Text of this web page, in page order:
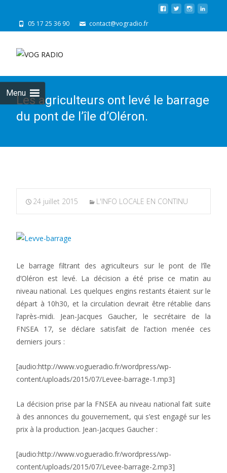
05 17 25 36 90 contact@vogradio.fr
Menu
Les agriculteurs ont levé le barrage
du pont de l’île d’Oléron.
24 juillet 2015 L'INFO LOCALE EN CONTINU
Le barrage filtrant des agriculteurs sur le pont de l’île
d’Oléron est levé. La décision a été prise ce matin au
niveau national. Les quelques engins restants étaient sur le
départ à 10h30, et la circulation devrait être rétablie dans
l’après-midi. Jean-Jacques Gaucher, le secrétaire de la
FNSEA 17, se déclare satisfait de l’action menée ces
derniers jours :
[audio:http://www.vogueradio.fr/wordpress/wp-
content/uploads/2015/07/Levee-barrage-1.mp3]
La décision prise par la FNSEA au niveau national fait suite
à des annonces du gouvernement, qui s’est engagé sur les
prix à la production. Jean-Jacques Gaucher :
[audio:http://www.vogueradio.fr/wordpress/wp-
content/uploads/2015/07/Levee-barrage-2.mp3]